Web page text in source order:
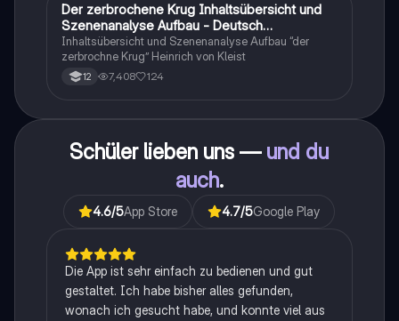
Deutsch
Der zerbrochene Krug Inhaltsübersicht und
Szenenanalyse Aufbau - Deutsch
Q1/Q2/Abitur
Inhaltsübersicht und Szenenanalyse Aufbau “der
zerbrochne Krug” Heinrich von Kleist
12 7,408 124
Schüler lieben uns — und du
auch.
4.6/5App Store 4.7/5Google Play
Die App ist sehr einfach zu bedienen und gut
gestaltet. Ich habe bisher alles gefunden,
wonach ich gesucht habe, und konnte viel aus